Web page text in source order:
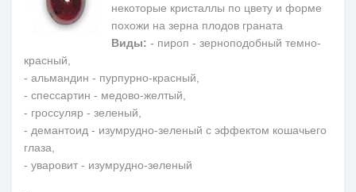
некоторые кристаллы по цвету и форме
похожи на зерна плодов граната
Виды: - пироп - зерноподобный темно-
красный,
- альмандин - пурпурно-красный,
- спессартин - медово-желтый,
- гроссуляр - зеленый,
- демантоид - изумрудно-зеленый с эффектом кошачьего
глаза,
- уваровит - изумрудно-зеленый